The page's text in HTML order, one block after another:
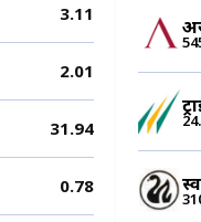
3.11
2.01
31.94
0.78